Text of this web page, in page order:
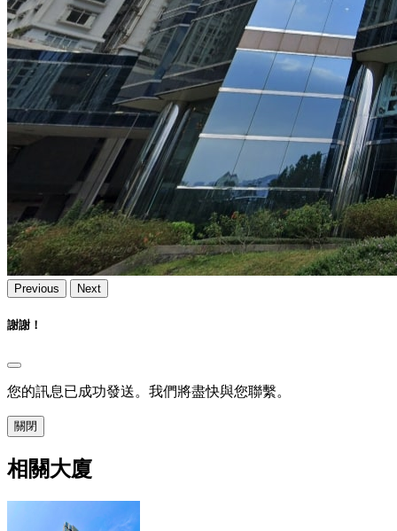
Previous Next
謝謝！
您的訊息已成功發送。我們將盡快與您聯繫。
關閉
相關大廈